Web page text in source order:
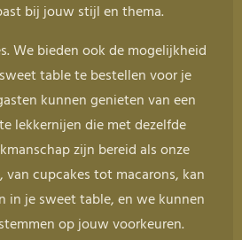
bij jouw stijl en thema.
We bieden ook de mogelijkheid
table te bestellen voor je
kunnen genieten van een
lekkernijen die met dezelfde
zijn bereid als onze
van cupcakes tot macarons, kan
in je sweet table, en we kunnen
op jouw voorkeuren.